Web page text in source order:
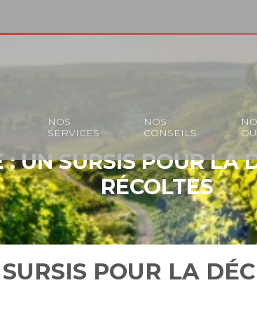
NOS
SERVICES
NOS
CONSEILS
: UN SURSIS POUR LA
RÉCOLTES
POUR LA